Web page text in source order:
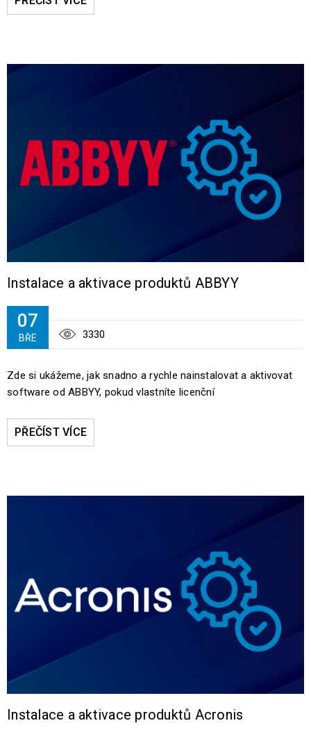
Instalace a aktivace produktů ABBYY
07
BŘE 3330
Zde si ukážeme, jak snadno a rychle nainstalovat a aktivovat
software od ABBYY, pokud vlastníte licenční
PŘEČÍST VÍCE
Instalace a aktivace produktů Acronis